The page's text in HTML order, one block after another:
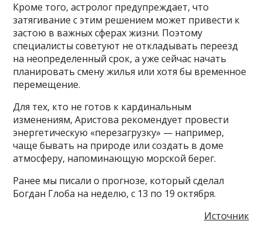
Кроме того, астролог предупреждает, что
затягивание с этим решением может привести к
застою в важных сферах жизни. Поэтому
специалисты советуют не откладывать переезд
на неопределенный срок, а уже сейчас начать
планировать смену жилья или хотя бы временное
перемещение.
Для тех, кто не готов к кардинальным
изменениям, Аристова рекомендует провести
энергетическую «перезагрузку» — например,
чаще бывать на природе или создать в доме
атмосферу, напоминающую морской берег.
Ранее мы писали о прогнозе, который сделал
Богдан Глоба на неделю, с 13 по 19 октября.
Источник